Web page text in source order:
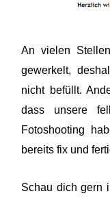
An vielen
gewerkelt,
nicht befüllt.
dass unsere
Fotoshooting
bereits fix und
Schau dich gern